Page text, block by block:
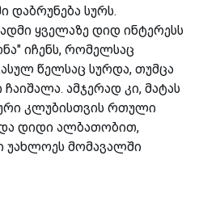
დაბრუნება სურს.
ყველაზე დიდ ინტერესს
იჩენს, რომელსაც
წელსაც სურდა, თუმცა
ამჯერად კი, მატას
კლუბისთვის რთული
დიდი ალბათობით,
უახლოეს მომავალში